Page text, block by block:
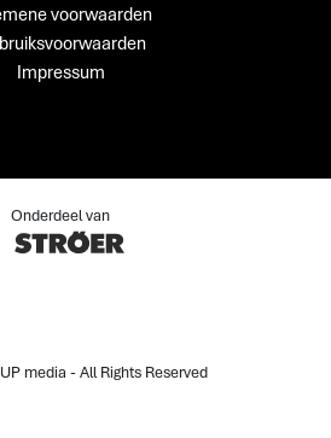
voorwaarden
Impressum
Onderdeel van
media - All Rights Reserved